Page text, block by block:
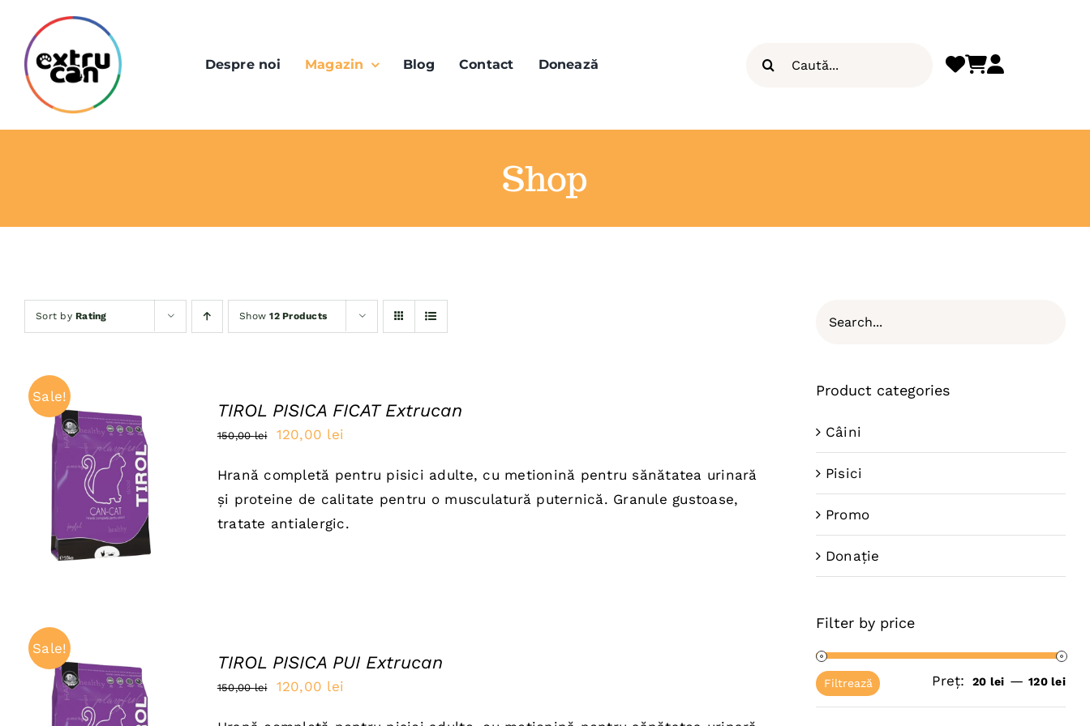
content
Despre noi Magazin Blog Contact Donează
Shop
Sort byRating Show12 Products
Sale!
ADAUGĂ ÎN COȘ
/
QUICK VIEW
TIROL PISICA FICAT Extrucan
150,00lei
Prețul
a
fost:
150,00 lei.
120,00 lei
este:
120,00 lei.
Hrană completă pentru pisici adulte, cu metionină pentru sănătatea urinară
și proteine de calitate pentru o musculatură puternică. Granule gustoase,
tratate antialergic.
Sale!
TIROL PISICA PUI Extrucan
150,00lei
Prețul
120,00 lei
Product categories
Câini
Pisici
Promo
Donație
Filter by price
Filtrează Preț: 20 lei —120 lei